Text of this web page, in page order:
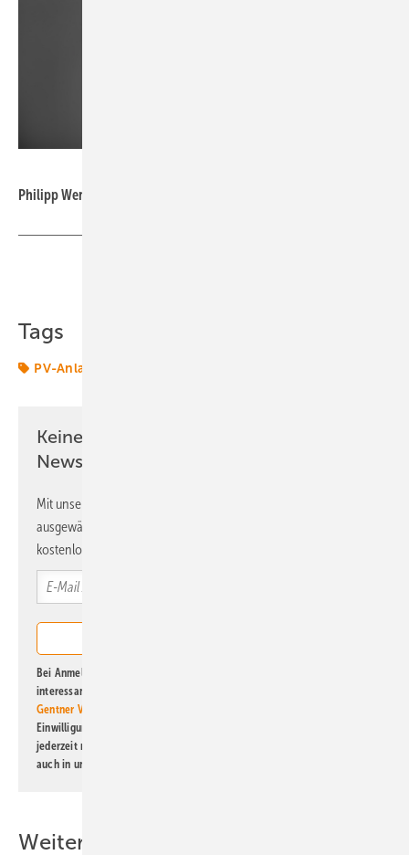
Philipp Wenzl, Head of Distribution DACH, Sungrow Europe
Tags
PV-Anlage
Keine Zeit? Kein Problem mit dem ERE
Newsletter!
Mit unserem Newsletter erhalten Sie regelmäßig von uns
ausgewählte Informationen und Neuigkeiten, gebündelt und
kostenlos direkt ins Postfach.
Bei Anmeldung zu diesem Newsletter bin ich damit einverstanden, über
interessante Verlags- und Online-Angebote
Gentner Verlag GmbH & Co. KG
Einwilligung kann ich jederzeit widerrufen und eine Abmeldung ist
jederzeit möglich. Informationen zum Umgang mit Daten finden Sie
auch in unserer
Weitere Inhalte